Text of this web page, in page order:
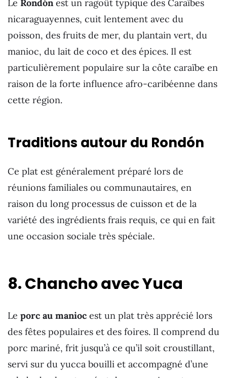
Le Rondónest un ragoût typique des Caraïbes
nicaraguayennes, cuit lentement avec du
poisson, des fruits de mer, du plantain vert, du
manioc, du lait de coco et des épices. Il est
particulièrement populaire sur la côte caraïbe en
raison de la forte influence afro-caribéenne dans
cette région.
Traditions autour du Rondón
Ce plat est généralement préparé lors de
réunions familiales ou communautaires, en
raison du long processus de cuisson et de la
variété des ingrédients frais requis, ce qui en fait
une occasion sociale très spéciale.
8. Chancho avec Yuca
Le porc au manioc est un plat très apprécié lors
des fêtes populaires et des foires. Il comprend du
porc mariné, frit jusqu’à ce qu’il soit croustillant,
servi sur du yucca bouilli et accompagné d’une